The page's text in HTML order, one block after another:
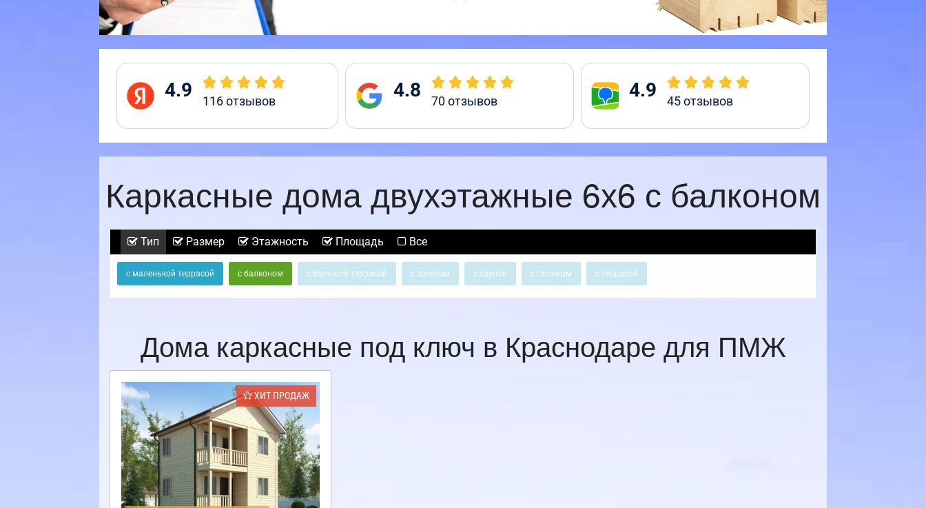
4.9 116отзывов 4.8 70отзывов 4.9 45отзывов
Каркасные дома двухэтажные 6х6 с балконом
Тип Размер Этажность Площадь Все
с маленькой террасой с балконом с большой террасой с эркером с сауной с гаражом с террасой
Дома каркасные под ключ в Краснодаре для ПМЖ
ХИТ ПРОДАЖ